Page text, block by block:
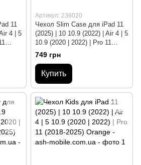
11
4 | 5
Артикул: 236020
Чехол Slim Case для iPad 11
(2025) | 10 10.9 (2022) | Air 4 | 5
10.9 (2020 | 2022) | Pro 11
(2018-2025) BMW Orange
749 грн
Купить